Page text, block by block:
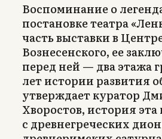
Воспоминание о
постановке театра
часть выставки в
Вознесенского, ее
перед ней — два этажа
лет истории развития
утверждает куратор
Хворостов, история
с древнегреческих